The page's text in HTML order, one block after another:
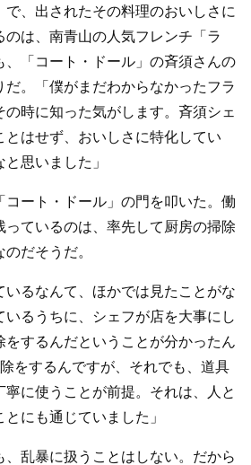
で、出されたその料理のおいしさに
は、南青山の人気フレンチ「ラ
、「コート・ドール」の斉須さんの
だ。「僕がまだわからなかったフラ
の時に知った気がします。斉須シェ
とはせず、おいしさに特化してい
思いました」
コート・ドール」の門を叩いた。働
っているのは、率先して厨房の掃除
だそうだ。
いるなんて、ほかでは見たことがな
るうちに、シェフが店を大事にし
をするんだということが分かったん
をするんですが、それでも、道具
寧に使うことが前提。それは、人と
にも通じていました」
乱暴に扱うことはしない。だから